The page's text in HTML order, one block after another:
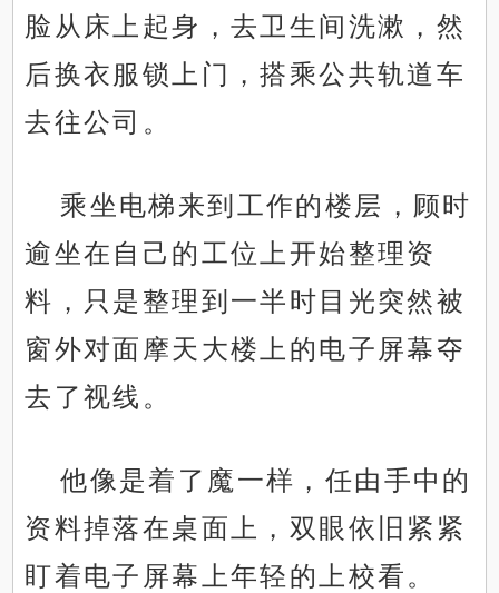
脸从床上起身，去卫生间洗漱，然
后换衣服锁上门，搭乘公共轨道车
去往公司。
乘坐电梯来到工作的楼层，顾时
逾坐在自己的工位上开始整理资
料，只是整理到一半时目光突然被
窗外对面摩天大楼上的电子屏幕夺
去了视线。
他像是着了魔一样，任由手中的
资料掉落在桌面上，双眼依旧紧紧
盯着电子屏幕上年轻的上校看。